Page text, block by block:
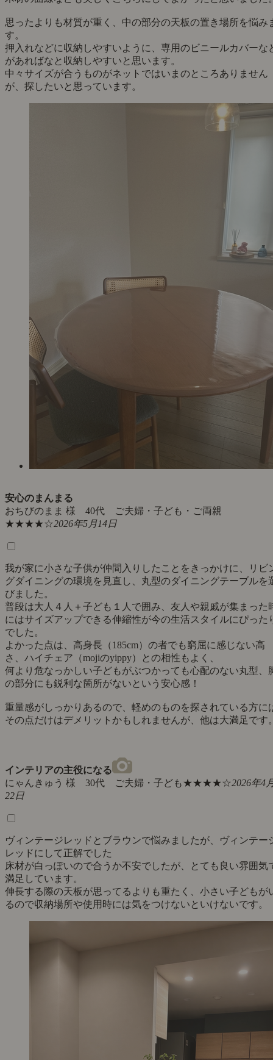
思ったよりも材質が重く、中の部分の天板の置き場所を悩み
す。
押入れなどに収納しやすいように、専用のビニールカバーな
があればなと収納しやすいと思います。
中々サイズが合うものがネットではいまのところありません
が、探したいと思っています。
安心のまんまる
おちびのまま 様 40代 ご夫婦・子ども・ご両親
★★★★☆2026年5月14日
我が家に小さな子供が仲間入りしたことをきっかけに、リビ
グダイニングの環境を見直し、丸型のダイニングテーブルを
びました。
普段は大人４人＋子ども１人で囲み、友人や親戚が集まった
にはサイズアップできる伸縮性が今の生活スタイルにぴった
でした。
よかった点は、高身長（185cm）の者でも窮屈に感じない高
さ、ハイチェア（mojiのyippy）との相性もよく、
何より危なっかしい子どもがぶつかっても心配のない丸型、
の部分にも鋭利な箇所がないという安心感！
重量感がしっかりあるので、軽めのものを探されている方に
その点だけはデメリットかもしれませんが、他は大満足です
インテリアの主役になる
にゃんきゅう 様 30代 ご夫婦・子ども★★★★☆2026年4
22日
ヴィンテージレッドとブラウンで悩みましたが、ヴィンテー
レッドにして正解でした
床材が白っぽいので合うか不安でしたが、とても良い雰囲気
満足しています。
伸長する際の天板が思ってるよりも重たく、小さい子どもが
るので収納場所や使用時には気をつけないといけないです。